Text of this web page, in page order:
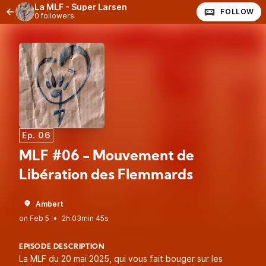
La MLF - Super Larsen
0 followers FOLLOW
Ep. 06
MLF #06 - Mouvement de
Libération des Flemmards
Ambert
•
2h 03min 45s
EPISODE DESCRIPTION
La MLF du 20 mai 2025, qui vous fait bouger sur les